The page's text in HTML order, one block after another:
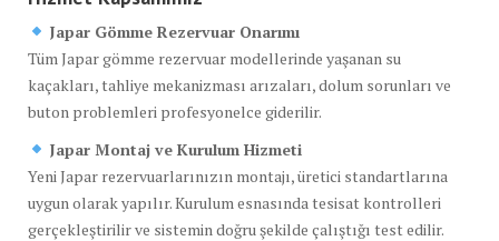
Japar Gömme Rezervuar Onarımı
Tüm Japar gömme rezervuar modellerinde yaşanan su
kaçakları, tahliye mekanizması arızaları, dolum sorunları ve
buton problemleri profesyonelce giderilir.
Japar Montaj ve Kurulum Hizmeti
Yeni Japar rezervuarlarınızın montajı, üretici standartlarına
uygun olarak yapılır. Kurulum esnasında tesisat kontrolleri
gerçekleştirilir ve sistemin doğru şekilde çalıştığı test edilir.